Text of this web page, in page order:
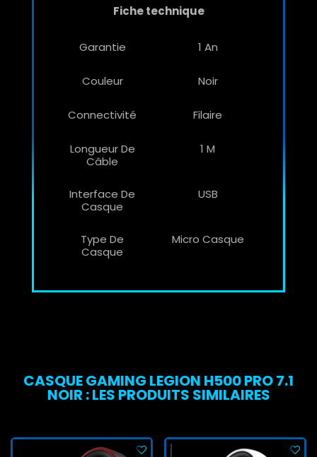
Fiche technique
Garantie 1 An
Couleur Noir
Connectivité Filaire
Longueur De
Câble
1 M
Interface De
Casque
USB
Type De
Casque
Micro Casque
CASQUE GAMING LEGION H500 PRO 7.1
NOIR : LES PRODUITS SIMILAIRES